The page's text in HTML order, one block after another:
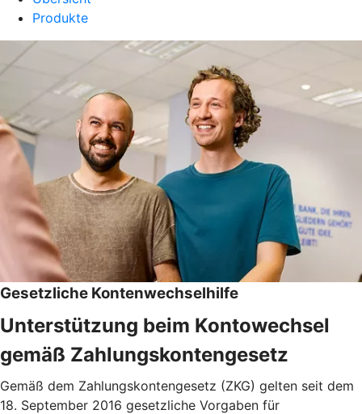
Produkte
Gesetzliche Kontenwechselhilfe
Unterstützung beim Kontowechsel
gemäß Zahlungskontengesetz
Gemäß dem Zahlungskontengesetz (ZKG) gelten seit dem
18. September 2016 gesetzliche Vorgaben für